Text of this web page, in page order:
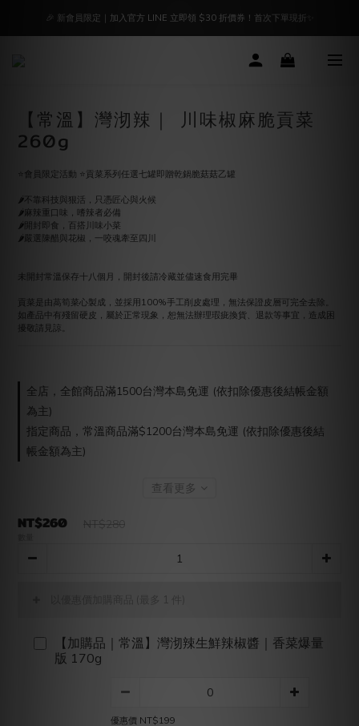
🔥 好評延長7/31止｜凡選購指定「蔥鹽優惠組合」免湊$1500，下單即免運！
📢【官方聲明】油品來源聲明｜食安把關，我們絕不妥協｜點我立即了解
🔥 好評延長7/31止｜凡選購指定「蔥鹽優惠組合」免湊$1500，下單即免運！
【常溫】灣沏辣｜ 川味椒麻脆貢菜
260g
⭐️會員限定活動 ⭐️貢菜系列任選七罐即贈乾鍋脆菇菇乙罐
🌶️不靠科技與狠活，只憑匠心與火候
🌶️麻辣重口味，嗜辣者必備
🌶️開封即食，百搭川味小菜
🌶️嚴選陳醋與花椒，一咬魂牽至四川
未開封常溫保存十八個月，開封後請冷藏並儘速食用完畢
貢菜是由萵筍菜心製成，並採用100%手工削皮處理，無法保證皮層可完全去除。
如產品中有殘留硬皮，屬於正常現象，恕無法辦理瑕疵換貨、退款等事宜，造成困
擾敬請見諒。
全店，全館商品滿1500台灣本島免運 (依扣除優惠後結帳金額
為主)
指定商品，常溫商品滿$1200台灣本島免運 (依扣除優惠後結
帳金額為主)
查看更多
NT$260 NT$280
【加購品｜常溫】灣沏辣生鮮辣椒醬｜香菜爆量
版 170g
優惠價 NT$199